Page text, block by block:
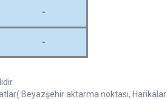
-
-
Beyazşehir aktarma noktası, Harikalar